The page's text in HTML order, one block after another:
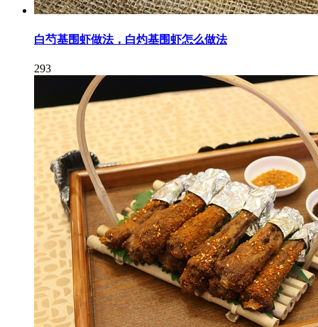
白芍基围虾做法，白灼基围虾怎么做法
293